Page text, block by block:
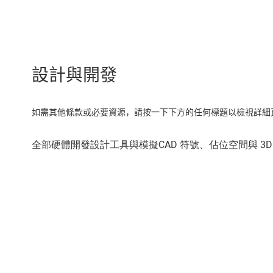
設計與開發
如需其他條款或必要資源，請按一下下方的任何標題以檢視詳